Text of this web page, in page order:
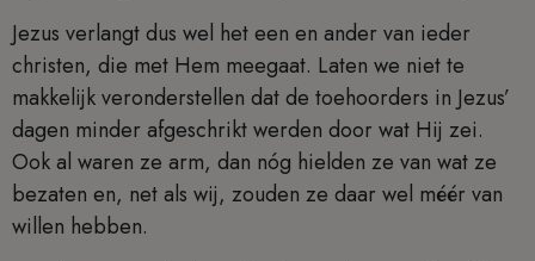
Jezus verlangt dus wel het een en ander van ieder
christen, die met Hem meegaat. Laten we niet te
makkelijk veronderstellen dat de toehoorders in Jezus’
dagen minder afgeschrikt werden door wat Hij zei.
Ook al waren ze arm, dan nóg hielden ze van wat ze
bezaten en, net als wij, zouden ze daar wel méér van
willen hebben.